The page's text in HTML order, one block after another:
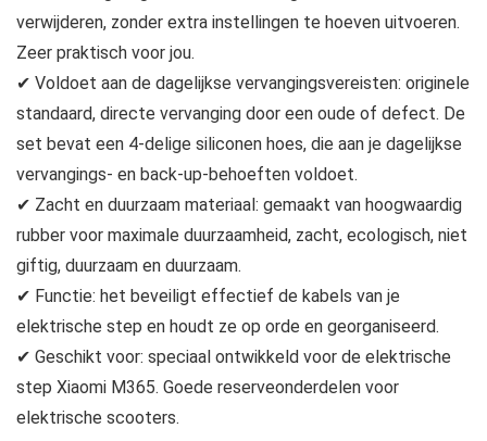
verwijderen, zonder extra instellingen te hoeven uitvoeren.
Zeer praktisch voor jou.
✔ Voldoet aan de dagelijkse vervangingsvereisten: originele
standaard, directe vervanging door een oude of defect. De
set bevat een 4-delige siliconen hoes, die aan je dagelijkse
vervangings- en back-up-behoeften voldoet.
✔ Zacht en duurzaam materiaal: gemaakt van hoogwaardig
rubber voor maximale duurzaamheid, zacht, ecologisch, niet
giftig, duurzaam en duurzaam.
✔ Functie: het beveiligt effectief de kabels van je
elektrische step en houdt ze op orde en georganiseerd.
✔ Geschikt voor: speciaal ontwikkeld voor de elektrische
step Xiaomi M365. Goede reserveonderdelen voor
elektrische scooters.